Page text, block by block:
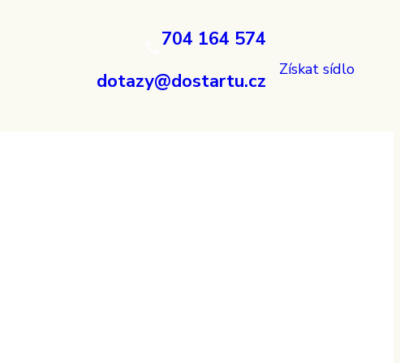
704 164 574
dotazy@dostartu.cz
Získat sídlo